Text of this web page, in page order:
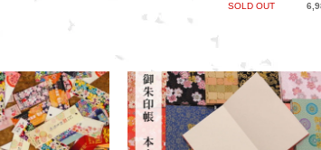
SOLD OUT